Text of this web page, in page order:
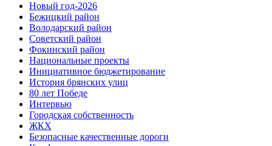
Новый год-2026
Бежицкий район
Володарский район
Советский район
Фокинский район
Национальные проекты
Инициативное бюджетирование
История брянских улиц
80 лет Победе
Интервью
Городская собственность
ЖКХ
Безопасные качественные дороги